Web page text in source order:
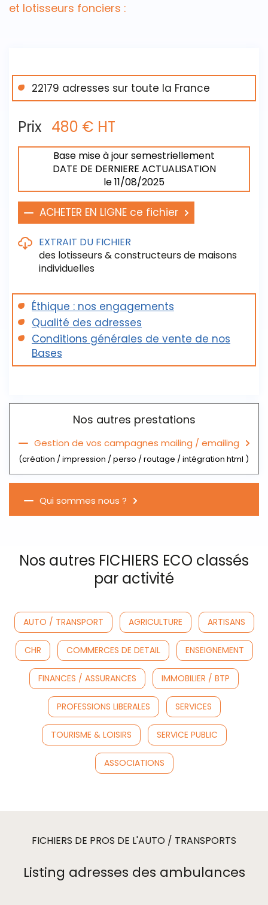
et lotisseurs fonciers :
22179 adresses sur toute la France
Prix 480 € HT
Base mise à jour semestriellement
DATE DE DERNIERE ACTUALISATION
le 11/08/2025
ACHETER EN LIGNE ce fichier
EXTRAIT DU FICHIER
des lotisseurs & constructeurs de maisons
individuelles
Visualisez un échantillon de ce listing ci-après :
Extrait du fichier des lotisseurs
Éthique : nos engagements
Qualité des adresses
Conditions générales de vente de nos
Bases
Nos autres prestations
Gestion de vos campagnes mailing / emailing
(création / impression / perso / routage / intégration html )
Qui sommes nous ?
Nos autres FICHIERS ECO classés
par activité
AUTO / TRANSPORT AGRICULTURE ARTISANS
CHR COMMERCES DE DETAIL ENSEIGNEMENT
FINANCES / ASSURANCES IMMOBILIER / BTP
PROFESSIONS LIBERALES SERVICES
TOURISME & LOISIRS SERVICE PUBLIC
ASSOCIATIONS
FICHIERS DE PROS DE L'AUTO / TRANSPORTS
Listing adresses des ambulances